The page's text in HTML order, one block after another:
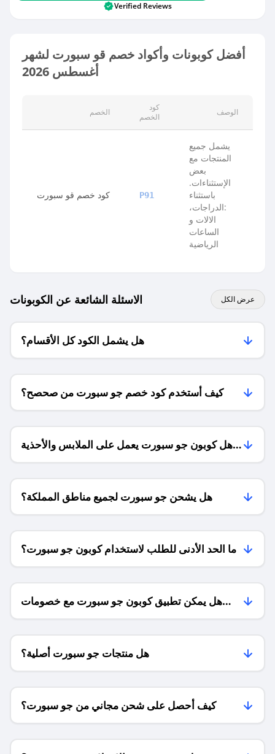
Verified Reviews
أفضل كوبونات وأكواد خصم قو سبورت لشهر
أغسطس 2026
الخصم
كود
الخصم
الوصف
كود خصم قو سبورت P91
يشمل جميع
المنتجات مع
بعض
الإستثناءات.
باستثناء
:الدراجات،
الالات و
الساعات
الرياضية
الاسئلة الشائعة عن الكوبونات عرض الكل
هل يشمل الكود كل الأقسام؟
كيف أستخدم كود خصم جو سبورت من صحصح؟
هل كوبون جو سبورت يعمل على الملابس والأحذية
معاً؟
هل يشحن جو سبورت لجميع مناطق المملكة؟
ما الحد الأدنى للطلب لاستخدام كوبون جو سبورت؟
هل يمكن تطبيق كوبون جو سبورت مع خصومات
الموسم؟
هل منتجات جو سبورت أصلية؟
كيف أحصل على شحن مجاني من جو سبورت؟